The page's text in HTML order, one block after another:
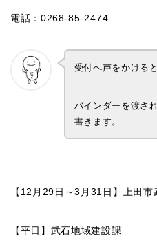
電話：0268-85-2474
受付へ声をかける
バインダーを渡さ
書きます。
【12月29日～3月31日】上田
【平日】武石地域建設課